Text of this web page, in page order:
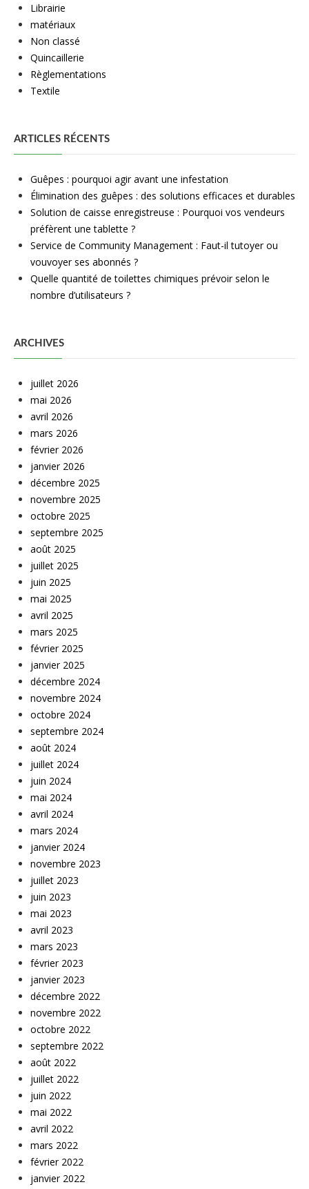
Librairie
matériaux
Non classé
Quincaillerie
Règlementations
Textile
ARTICLES RÉCENTS
Guêpes : pourquoi agir avant une infestation
Élimination des guêpes : des solutions efficaces et durables
Solution de caisse enregistreuse : Pourquoi vos vendeurs
préfèrent une tablette ?
Service de Community Management : Faut-il tutoyer ou
vouvoyer ses abonnés ?
Quelle quantité de toilettes chimiques prévoir selon le
nombre d’utilisateurs ?
ARCHIVES
juillet 2026
mai 2026
avril 2026
mars 2026
février 2026
janvier 2026
décembre 2025
novembre 2025
octobre 2025
septembre 2025
août 2025
juillet 2025
juin 2025
mai 2025
avril 2025
mars 2025
février 2025
janvier 2025
décembre 2024
novembre 2024
octobre 2024
septembre 2024
août 2024
juillet 2024
juin 2024
mai 2024
avril 2024
mars 2024
janvier 2024
novembre 2023
juillet 2023
juin 2023
mai 2023
avril 2023
mars 2023
février 2023
janvier 2023
décembre 2022
novembre 2022
octobre 2022
septembre 2022
août 2022
juillet 2022
juin 2022
mai 2022
avril 2022
mars 2022
février 2022
janvier 2022